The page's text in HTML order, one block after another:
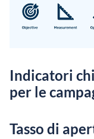
Indicatori
per le
Tasso di